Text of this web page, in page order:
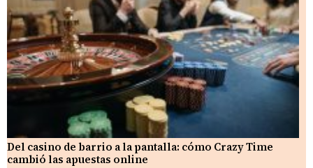
Del casino de barrio a la pantalla: cómo Crazy Time
cambió las apuestas online